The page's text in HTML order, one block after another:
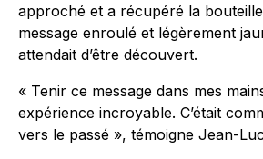
approché et a récupéré la
message enroulé et légèrement
attendait d’être découvert.
« Tenir ce message dans mes
expérience incroyable. C’était
vers le passé », témoigne Jean-